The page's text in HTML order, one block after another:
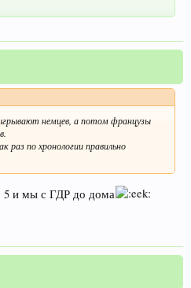
немцев, а потом французы
по хронологии правильно
5 и мы с ГДР до дома